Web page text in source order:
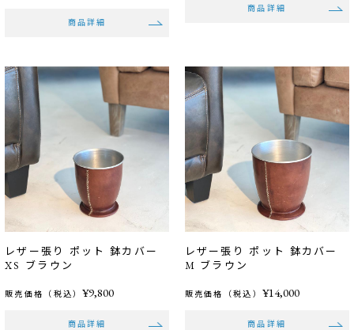
商品詳細
商品詳細
レザー張り ポット 鉢カバー
XS ブラウン
販売価格（税込）¥9,800
商品詳細
レザー張り ポット 鉢カバー
M ブラウン
販売価格（税込） ¥14,000
商品詳細